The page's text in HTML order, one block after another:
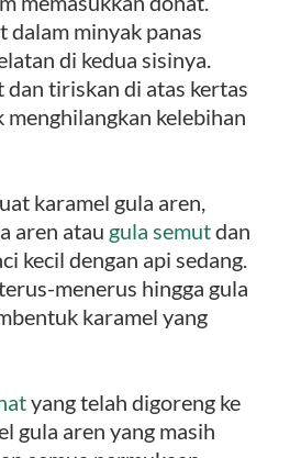
dalam minyak panas
di kedua sisinya.
dan tiriskan di atas kertas
kelebihan
karamel gula aren,
aren atau gula semutdan
kecil dengan api sedang.
menerus hingga gula
karamel yang
yang telah digoreng ke
gula aren yang masih